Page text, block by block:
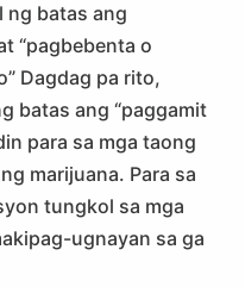
ng batas ang
“pagbebenta o
Dagdag pa rito,
batas ang “paggamit
para sa mga taong
marijuana. Para sa
tungkol sa mga
ugnayan sa ga